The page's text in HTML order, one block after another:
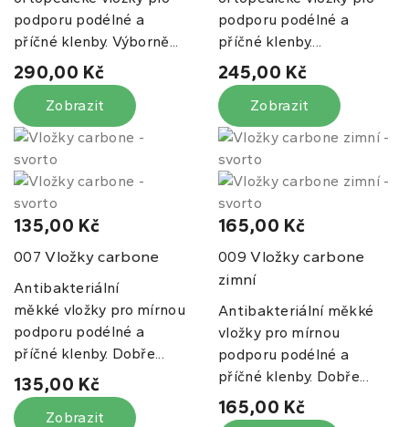
podporu podélné a
příčné klenby. Výborně...
290,00 Kč
Zobrazit
podporu podélné a
příčné klenby....
245,00 Kč
Zobrazit
135,00 Kč
007 Vložky carbone
Antibakteriální
měkké vložky pro mírnou
podporu podélné a
příčné klenby. Dobře...
135,00 Kč
Zobrazit
165,00 Kč
009 Vložky carbone
zimní
Antibakteriální měkké
vložky pro mírnou
podporu podélné a
příčné klenby. Dobře...
165,00 Kč